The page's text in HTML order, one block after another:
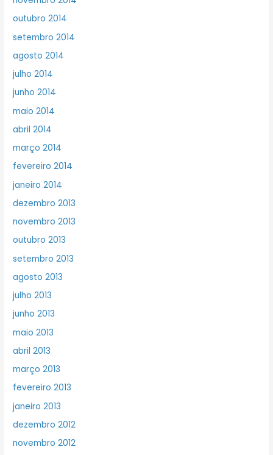
outubro 2014
setembro 2014
agosto 2014
julho 2014
junho 2014
maio 2014
abril 2014
março 2014
fevereiro 2014
janeiro 2014
dezembro 2013
novembro 2013
outubro 2013
setembro 2013
agosto 2013
julho 2013
junho 2013
maio 2013
abril 2013
março 2013
fevereiro 2013
janeiro 2013
dezembro 2012
novembro 2012